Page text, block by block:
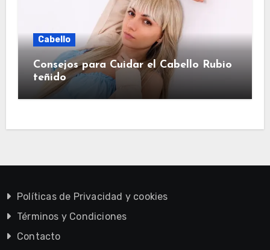
Cabello
Consejos para Cuidar el Cabello Rubio
teñido
Políticas de Privacidad y cookies
Términos y Condiciones
Contacto